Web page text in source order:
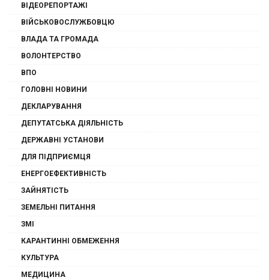
ВІДЕОРЕПОРТАЖІ
ВІЙСЬКОВОСЛУЖБОВЦЮ
ВЛАДА ТА ГРОМАДА
ВОЛОНТЕРСТВО
ВПО
ГОЛОВНІ НОВИНИ
ДЕКЛАРУВАННЯ
ДЕПУТАТСЬКА ДІЯЛЬНІСТЬ
ДЕРЖАВНІ УСТАНОВИ
ДЛЯ ПІДПРИЄМЦЯ
ЕНЕРГОЕФЕКТИВНІСТЬ
ЗАЙНЯТІСТЬ
ЗЕМЕЛЬНІ ПИТАННЯ
ЗМІ
КАРАНТИННІ ОБМЕЖЕННЯ
КУЛЬТУРА
МЕДИЦИНА